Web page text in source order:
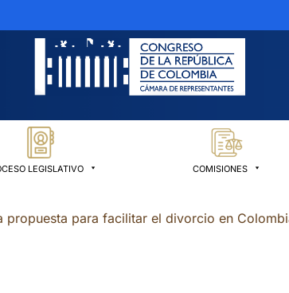
LEGISLATIVO COMISIONES
propuesta para facilitar el divorcio en